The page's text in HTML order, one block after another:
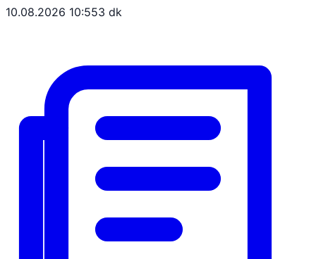
10.08.2026 10:553 dk